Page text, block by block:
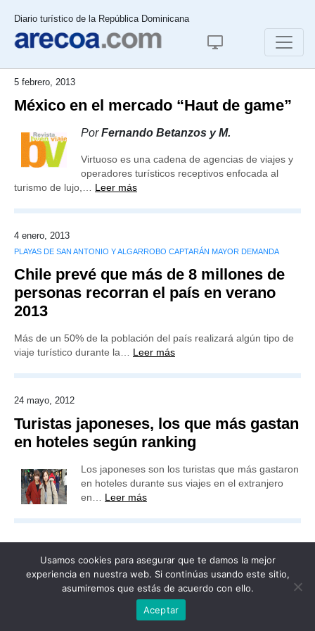
Diario turístico de la República Dominicana
5 febrero, 2013
México en el mercado “Haut de game”
PorFernando Betanzos y M.
Virtuoso es una cadena de agencias de viajes y
operadores turísticos receptivos enfocada al
turismo de lujo,… Leer más
4 enero, 2013
PLAYAS DE SAN ANTONIO Y ALGARROBO CAPTARÁN MAYOR DEMANDA
Chile prevé que más de 8 millones de
personas recorran el país en verano
2013
Más de un 50% de la población del país realizará algún tipo de
viaje turístico durante la… Leer más
24 mayo, 2012
Turistas japoneses, los que más gastan
en hoteles según ranking
Los japoneses son los turistas que más gastaron
en hoteles durante sus viajes en el extranjero
en… Leer más
Usamos cookies para asegurar que te damos la mejor
experiencia en nuestra web. Si continúas usando este sitio,
asumiremos que estás de acuerdo con ello.
Aceptar
Publicidad Redacción Contacto
Todos los derechos reservados
Grupo Preferente